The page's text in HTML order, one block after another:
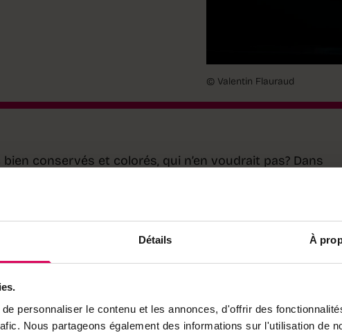
Détails À
personnaliser le contenu et les annonces, d'offrir des
Nous partageons également des informations sur l'utilisation de
© Valentin Flauraud
conservés et colorés, qui n’en voudrait pas? Dans
vaudoise née en 2018 dans les laboratoires de
a mis au point un système qui pourrait bien changer la
vise à limiter les pertes après récolte grâce à un
la fraîcheur et la durée de conservation des fruits,